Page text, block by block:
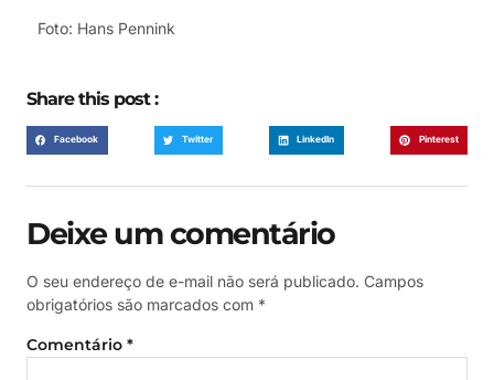
Foto: Hans Pennink
Share this post :
Facebook Twitter LinkedIn Pinterest
Deixe um comentário
O seu endereço de e-mail não será publicado. Campos
obrigatórios são marcados com *
Comentário *